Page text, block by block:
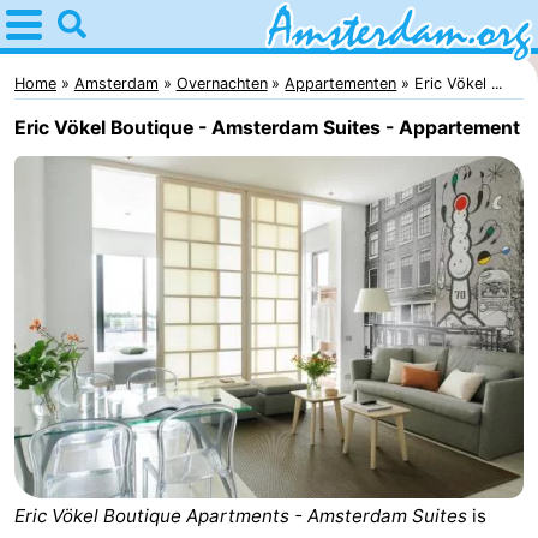
Home
Amsterdam
Reisplan
Overnachten
Appartementen
Bed
(&
Campings
Home Amsterdam Overnachten Appartementen Eric Vökel ...
Eric Vökel Boutique - Amsterdam Suites - Appartement
Eric Vökel Boutique Apartments - Amsterdam Suites is